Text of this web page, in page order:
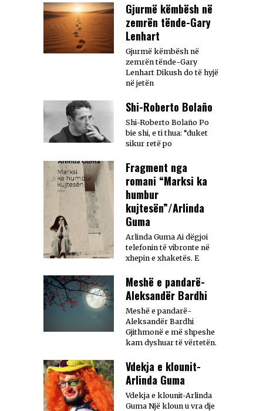
Gjurmë këmbësh në
zemrën tënde-Gary
Lenhart
Gjurmë këmbësh në
zemrën tënde-Gary
Lenhart Dikush do të hyjë
në jetën
Shi-Roberto Bolaño
Shi-Roberto Bolaño Po
bie shi, e ti thua: “duket
sikur retë po
Fragment nga
romani “Marksi ka
humbur
kujtesën”/Arlinda
Guma
Arlinda Guma Ai dëgjoi
telefonin të vibronte në
xhepin e xhaketës. E
Meshë e pandarë-
Aleksandër Bardhi
Meshë e pandarë-
Aleksandër Bardhi
Gjithmonë e më shpeshe
kam dyshuar të vërtetën.
Vdekja e klounit-
Arlinda Guma
Vdekja e klounit-Arlinda
Guma Një kloun u vra dje